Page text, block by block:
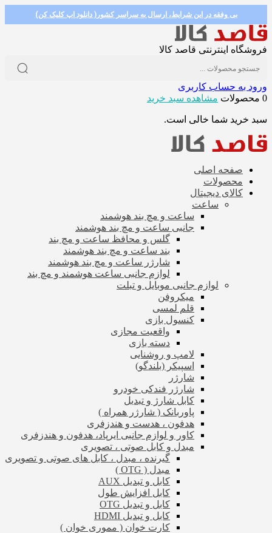
بی وفقه در این شرایط، ارسال به سراسر کشور( دانلود اپ کلیک کن)
فروشگاه اینترنتی قاصد کالا
ورود به حساب کاربری
0 محصولات
مشاهده سبد خرید
سبد خرید شما خالی است.
صفحه اصلی
محصولات
کالای دیجیتال
ساعت
ساعت و مچ بند هوشمند
جانبی ساعت و مچ بند هوشمند
گلس و محافظ ساعت و مچ بند
بند ساعت و مچ بند هوشمند
شارژر ساعت و مچ بند هوشمند
لوازم جانبی ساعت هوشمند و مچ بند
لوازم جانبی موبایل و تبلت
میکروفن
قلم لمسی
کنسول بازی
واقعیت مجازی
دسته بازی
لامپ و روشنایی
اسپیکر (بلندگو)
شارژر
شارژر فندکی خودرو
کابل شارژ و تبدیل
پاوربانک ( شارژر همراه )
هدفون ، هدست و هندزفری
کاور و لوازم جانبی ایرپاد، هدفون و هندزفری
مبدل و کابل صوتی ، تصویری
گیرنده ، مبدل ، کابل های صوتی و تصویری
مبدل ( OTG )
کابل و تبدیل AUX
کابل افزایش طول
کابل و تبدیل OTG
کابل و تبدیل HDMI
کارت خوان ( مموری خوان )